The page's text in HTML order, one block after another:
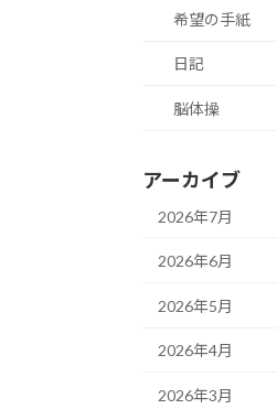
希望の手紙
日記
脳体操
アーカイブ
2026年7月
2026年6月
2026年5月
2026年4月
2026年3月